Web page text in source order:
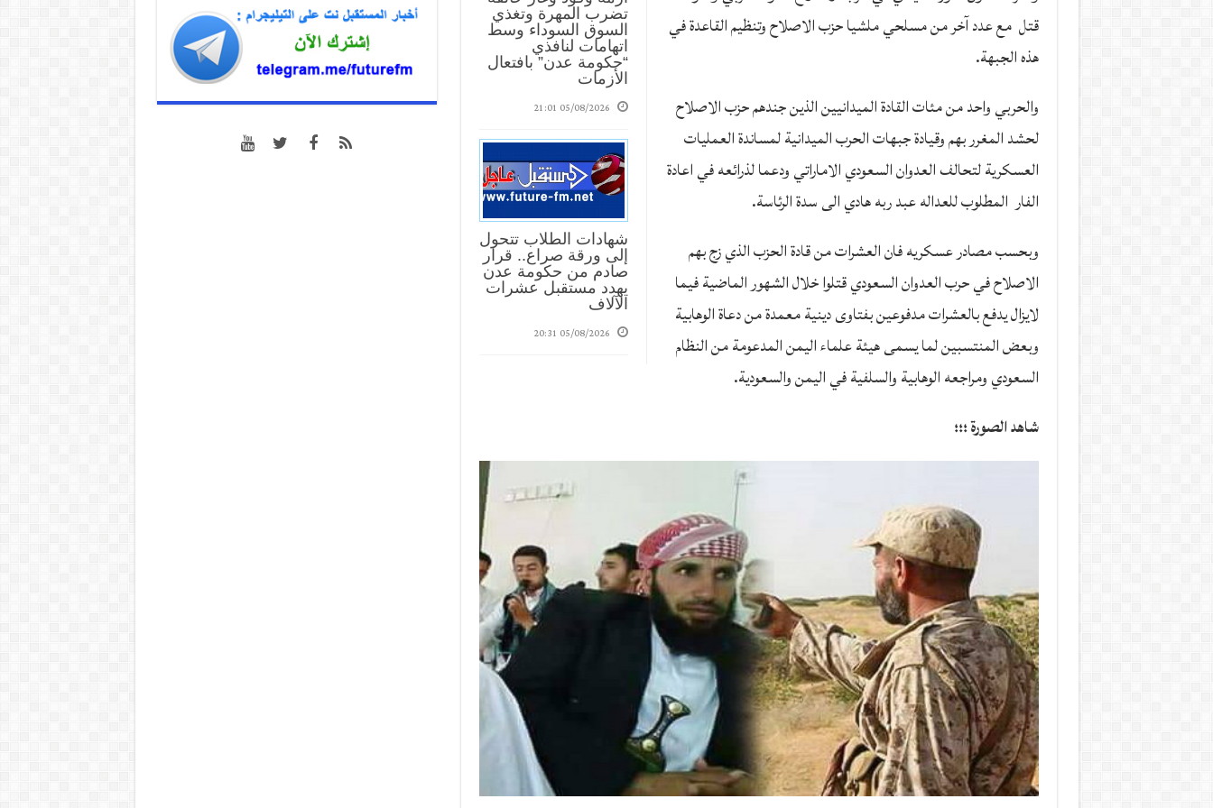
تضرب المهرة وتغذي
السوق السوداء وسط
اتهامات لنافذي
“حكومة عدن” بافتعال
الأزمات
05/08/2026 21:01
شهادات الطلاب تتحول
إلى ورقة صراع.. قرار
صادم من حكومة عدن
يهدد مستقبل عشرات
الآلاف
05/08/2026 20:31
قتل مع عدد آخر من مسلحي ملشيا حزب الاصلاح وتنظيم القاعدة في
هذه الجبهة.
والحربي واحد من مئات القادة الميدانيين الذين جندهم حزب الاصلاح
لحشد المغرر بهم وقيادة جبهات الحرب الميدانية لمساندة العمليات
العسكرية لتحالف العدوان السعودي الاماراتي ودعما لذرائعه في اعادة
الفار المطلوب للعداله عبد ربه هادي الى سدة الرئاسة.
وبحسب مصادر عسكريه فان العشرات من قادة الحزب الذي زج بهم
الاصلاح في حرب العدوان السعودي قتلوا خلال الشهور الماضية فيما
لايزال يدفع بالعشرات مدفوعين بفتاوى دينية معمدة من دعاة الوهابية
وبعض المنتسبين لما يسمى هيئة علماء اليمن المدعومة من النظام
السعودي ومراجعه الوهابية والسلفية في اليمن والسعودية.
شاهد الصورة ؛؛؛